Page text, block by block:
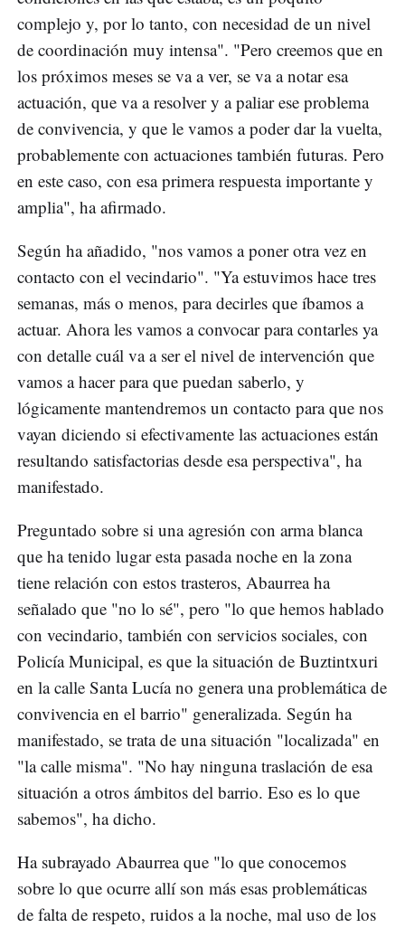
complejo y, por lo tanto, con necesidad de un nivel
de coordinación muy intensa". "Pero creemos que en
los próximos meses se va a ver, se va a notar esa
actuación, que va a resolver y a paliar ese problema
de convivencia, y que le vamos a poder dar la vuelta,
probablemente con actuaciones también futuras. Pero
en este caso, con esa primera respuesta importante y
amplia", ha afirmado.
Según ha añadido, "nos vamos a poner otra vez en
contacto con el vecindario". "Ya estuvimos hace tres
semanas, más o menos, para decirles que íbamos a
actuar. Ahora les vamos a convocar para contarles ya
con detalle cuál va a ser el nivel de intervención que
vamos a hacer para que puedan saberlo, y
lógicamente mantendremos un contacto para que nos
vayan diciendo si efectivamente las actuaciones están
resultando satisfactorias desde esa perspectiva", ha
manifestado.
Preguntado sobre si una agresión con arma blanca
que ha tenido lugar esta pasada noche en la zona
tiene relación con estos trasteros, Abaurrea ha
señalado que "no lo sé", pero "lo que hemos hablado
con vecindario, también con servicios sociales, con
Policía Municipal, es que la situación de Buztintxuri
en la calle Santa Lucía no genera una problemática de
convivencia en el barrio" generalizada. Según ha
manifestado, se trata de una situación "localizada" en
"la calle misma". "No hay ninguna traslación de esa
situación a otros ámbitos del barrio. Eso es lo que
sabemos", ha dicho.
Ha subrayado Abaurrea que "lo que conocemos
sobre lo que ocurre allí son más esas problemáticas
de falta de respeto, ruidos a la noche, mal uso de los